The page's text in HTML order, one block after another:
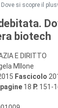
si scopre il
biotech
E DIRITTO
MIlone
Fascicolo
18 P. 151-